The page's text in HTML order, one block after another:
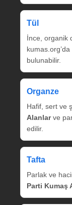
Tül
İnce, organik
kumas.org’da
bulunabilir.
Organze
Hafif, sert ve
Alanlarve
edilir.
Tafta
Parlak ve
Parti Kumaş